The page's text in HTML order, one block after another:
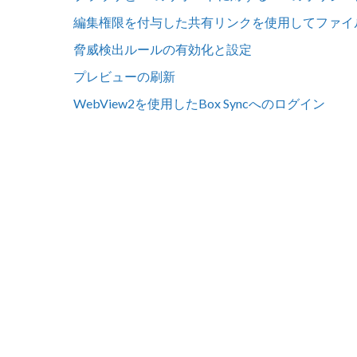
編集権限を付与した共有リンクを使用してファ
脅威検出ルールの有効化と設定
プレビューの刷新
WebView2を使用したBox Syncへのログイン